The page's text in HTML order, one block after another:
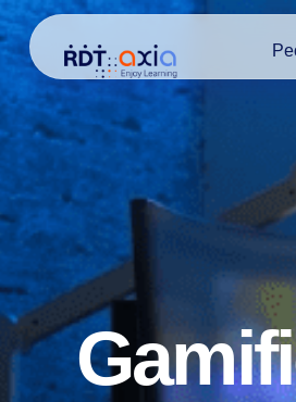
Ir
al
contenido